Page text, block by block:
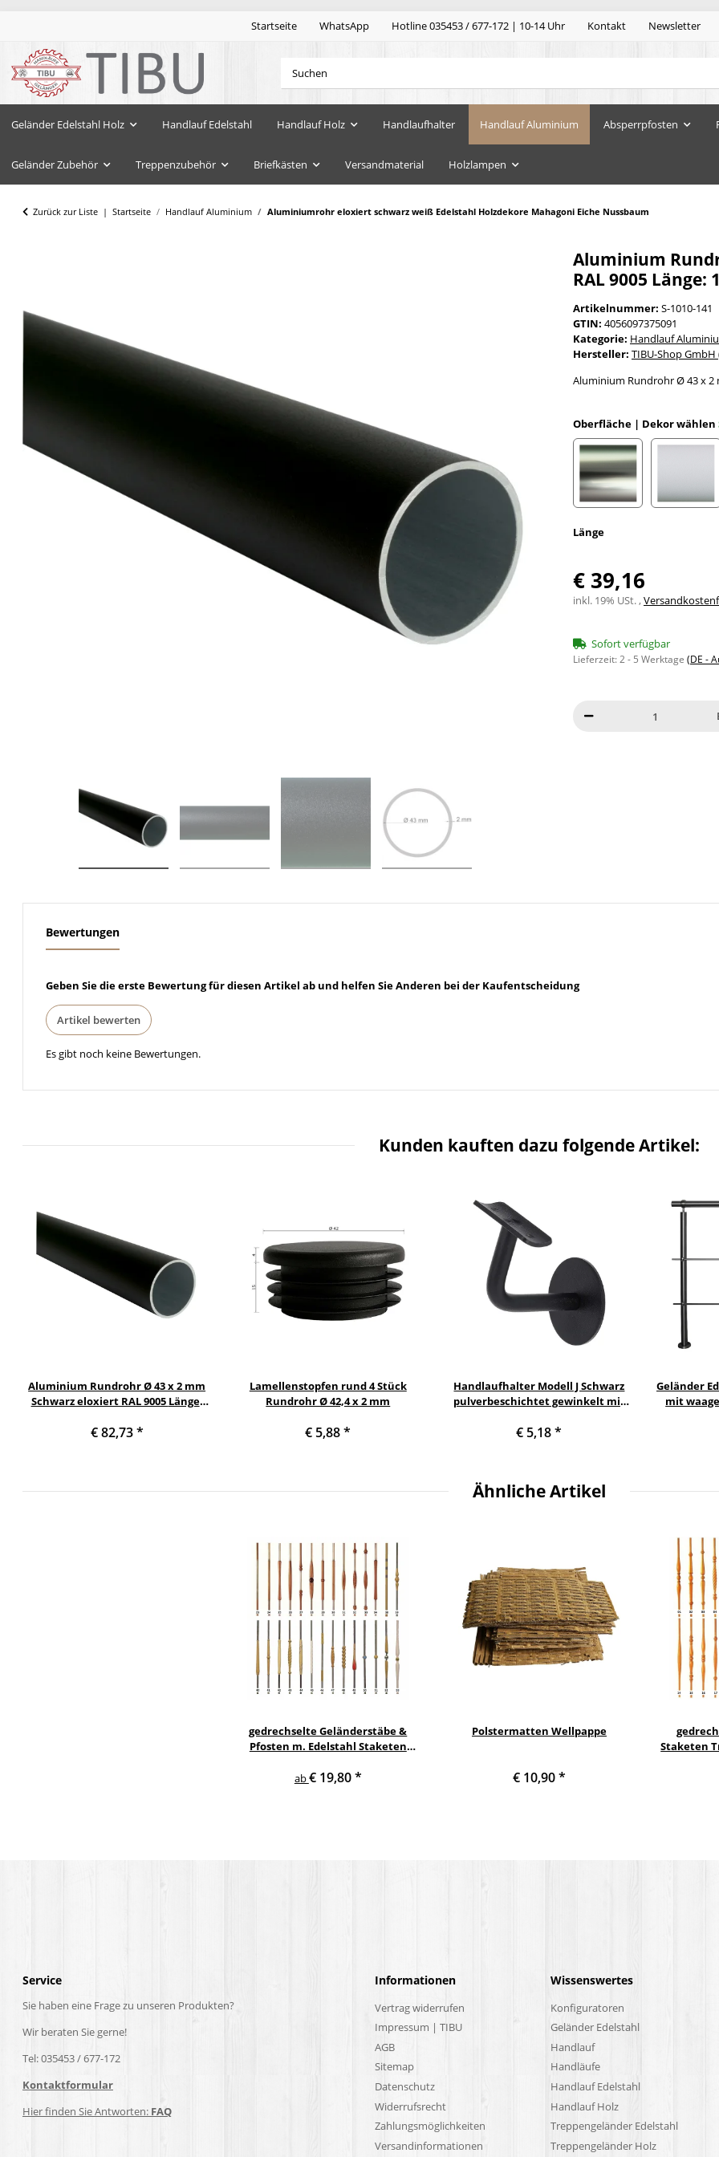
Startseite WhatsApp Hotline 035453 / 677-172 | 10-14 Uhr Kontakt Newsletter
Geländer Edelstahl Holz Handlauf Edelstahl Handlauf Holz Handlaufhalter Handlauf Aluminium Absperrpfosten
Geländer Zubehör Treppenzubehör Briefkästen Versandmaterial Holzlampen
Zurück zur Liste Startseite Handlauf Aluminium Aluminiumrohr eloxiert schwarz weiß Edelstahl Holzdekore Mahagoni Eiche Nussbaum
Aluminium
RAL 9005 Länge:
Artikelnummer: S-1010-141
GTIN: 4056097375091
Kategorie: Handlauf
Hersteller: TIBU-Shop
Aluminium Rundrohr Ø 43 x 2
Oberfläche | Dekor wählen
Länge
€ 39,16
inkl. 19% USt. ,
Sofort verfügbar
Lieferzeit:2 - 5 Werktage (DE -
Bewertungen
Geben Sie die erste Bewertung für diesen Artikel ab und helfen Sie Anderen bei der Kaufentscheidung
Artikel bewerten
Es gibt noch keine Bewertungen.
Kunden kauften dazu folgende Artikel:
Aluminium Rundrohr Ø 43 x 2 mm
Schwarz eloxiert RAL 9005 Länge:
€ 82,73*
Lamellenstopfen rund 4 Stück
Rundrohr Ø 42,4 x 2 mm
€ 5,88*
Handlaufhalter Modell J Schwarz
pulverbeschichtet gewinkelt mit
Stockschraubenmontage
€ 5,18*
Geländer
mit
Ähnliche Artikel
gedrechselte Geländerstäbe &
Pfosten m. Edelstahl Staketen
ab€ 19,80*
Polstermatten Wellpappe
€ 10,90*
Staketen
Service
Sie haben eine Frage zu unseren Produkten?
Wir beraten Sie gerne!
Tel: 035453 / 677-172
Kontaktformular
Hier finden Sie Antworten: FAQ
Informationen
Vertrag widerrufen
Impressum | TIBU
AGB
Sitemap
Datenschutz
Widerrufsrecht
Zahlungsmöglichkeiten
Versandinformationen
Wissenswertes
Konfiguratoren
Geländer Edelstahl
Handlauf
Handläufe
Handlauf Edelstahl
Handlauf Holz
Treppengeländer Edelstahl
Treppengeländer Holz